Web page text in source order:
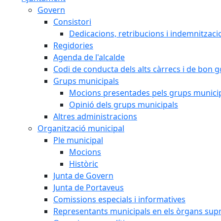
Govern
Consistori
Dedicacions, retribucions i
Regidories
Agenda de l'alcalde
Codi de conducta dels alts càrrecs i de bon
Grups municipals
Mocions presentades pels grups
Opinió dels grups municipals
Altres administracions
Organització municipal
Ple municipal
Mocions
Històric
Junta de Govern
Junta de Portaveus
Comissions especials i informatives
Representants municipals en els òrgans